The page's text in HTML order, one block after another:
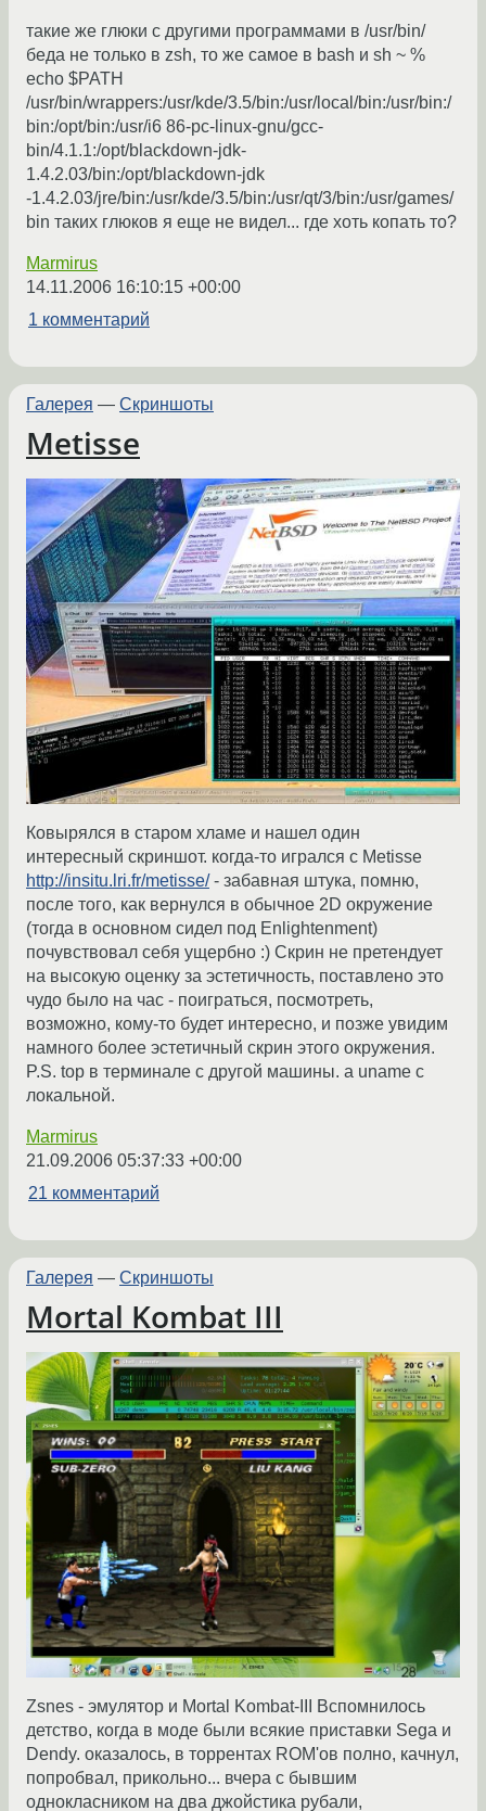
такие же глюки с другими программами в /usr/bin/
беда не только в zsh, то же самое в bash и sh ~ %
echo $PATH
/usr/bin/wrappers:/usr/kde/3.5/bin:/usr/local/bin:/usr/bin:/
bin:/opt/bin:/usr/i6 86-pc-linux-gnu/gcc-
bin/4.1.1:/opt/blackdown-jdk-
1.4.2.03/bin:/opt/blackdown-jdk
-1.4.2.03/jre/bin:/usr/kde/3.5/bin:/usr/qt/3/bin:/usr/games/
bin таких глюков я еще не видел... где хоть копать то?
Marmirus
14.11.2006 16:10:15 +00:00
1 комментарий
Галерея — Скриншоты
Metisse
Ковырялся в старом хламе и нашел один
интересный скриншот. когда-то игрался с Metisse
http://insitu.lri.fr/metisse/- забавная штука, помню,
после того, как вернулся в обычное 2D окружение
(тогда в основном сидел под Enlightenment)
почувствовал себя ущербно :) Скрин не претендует
на высокую оценку за эстетичность, поставлено это
чудо было на час - поиграться, посмотреть,
возможно, кому-то будет интересно, и позже увидим
намного более эстетичный скрин этого окружения.
P.S. top в терминале с другой машины. а uname с
локальной.
Marmirus
21.09.2006 05:37:33 +00:00
21 комментарий
Галерея — Скриншоты
Mortal Kombat III
Zsnes - эмулятор и Mortal Kombat-III Вспомнилось
детство, когда в моде были всякие приставки Sega и
Dendy. оказалось, в торрентах ROM'ов полно, качнул,
попробвал, прикольно... вчера с бывшим
однокласником на два джойстика рубали,